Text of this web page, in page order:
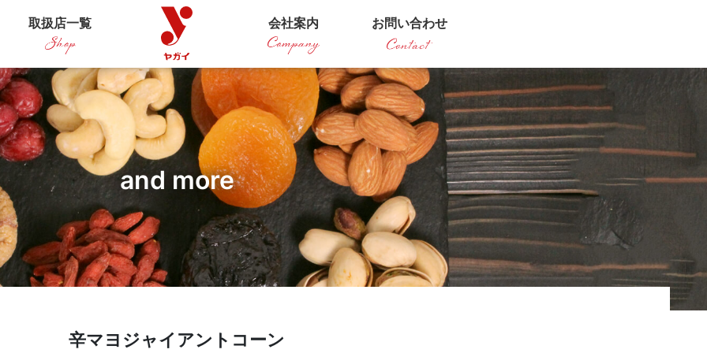
取扱店一覧 会社案内 お問い合わせ
and more
辛マヨジャイアントコーン